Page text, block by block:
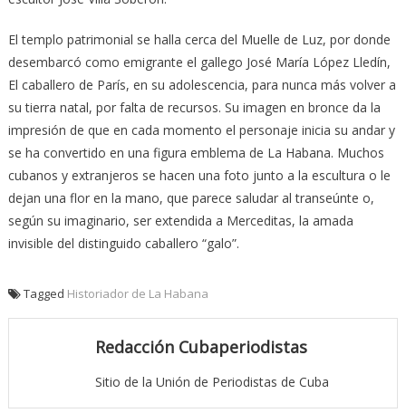
El templo patrimonial se halla cerca del Muelle de Luz, por donde
desembarcó como emigrante el gallego José María López Lledín,
El caballero de París, en su adolescencia, para nunca más volver a
su tierra natal, por falta de recursos. Su imagen en bronce da la
impresión de que en cada momento el personaje inicia su andar y
se ha convertido en una figura emblema de La Habana. Muchos
cubanos y extranjeros se hacen una foto junto a la escultura o le
dejan una flor en la mano, que parece saludar al transeúnte o,
según su imaginario, ser extendida a Merceditas, la amada
invisible del distinguido caballero “galo”.
Tagged Historiador de La Habana
Redacción Cubaperiodistas
Sitio de la Unión de Periodistas de Cuba